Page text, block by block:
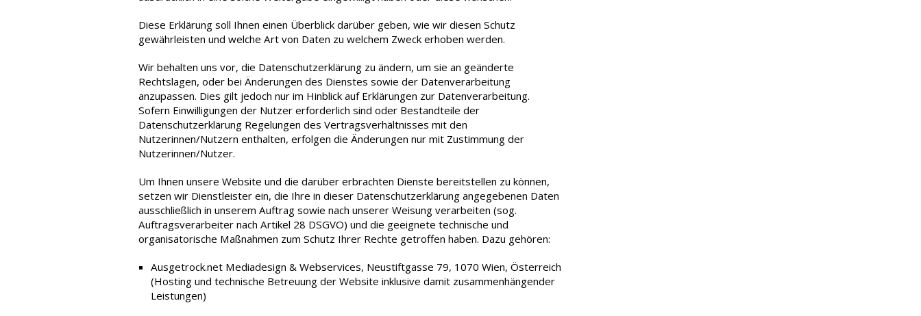
Diese Erklärung soll Ihnen einen Überblick darüber geben, wie wir diesen Schutz
gewährleisten und welche Art von Daten zu welchem Zweck erhoben werden.
Wir behalten uns vor, die Datenschutzerklärung zu ändern, um sie an geänderte
Rechtslagen, oder bei Änderungen des Dienstes sowie der Datenverarbeitung
anzupassen. Dies gilt jedoch nur im Hinblick auf Erklärungen zur Datenverarbeitung.
Sofern Einwilligungen der Nutzer erforderlich sind oder Bestandteile der
Datenschutzerklärung Regelungen des Vertragsverhältnisses mit den
Nutzerinnen/Nutzern enthalten, erfolgen die Änderungen nur mit Zustimmung der
Nutzerinnen/Nutzer.
Um Ihnen unsere Website und die darüber erbrachten Dienste bereitstellen zu können,
setzen wir Dienstleister ein, die Ihre in dieser Datenschutzerklärung angegebenen Daten
ausschließlich in unserem Auftrag sowie nach unserer Weisung verarbeiten (sog.
Auftragsverarbeiter nach Artikel 28 DSGVO) und die geeignete technische und
organisatorische Maßnahmen zum Schutz Ihrer Rechte getroffen haben. Dazu gehören:
Ausgetrock.net Mediadesign & Webservices, Neustiftgasse 79, 1070 Wien, Österreich
(Hosting und technische Betreuung der Website inklusive damit zusammenhängender
Leistungen)